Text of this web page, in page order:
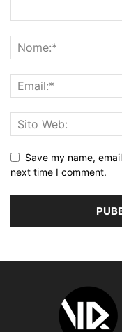
Save my name,
next time I comment.